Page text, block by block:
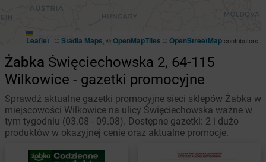
Leaflet | ©Stadia Maps , ©OpenMapTiles ©OpenStreetMapcontributors
Żabka Święciechowska 2, 64-115
Wilkowice - gazetki promocyjne
Sprawdź aktualne gazetki promocyjne sieci sklepów Żabka w
miejscowości Wilkowice na ulicy Święciechowska ważne w
tym tygodniu (03.08 - 09.08). Dostępne gazetki: 2 i dużo
produktów w okazyjnej cenie oraz aktualne promocje.